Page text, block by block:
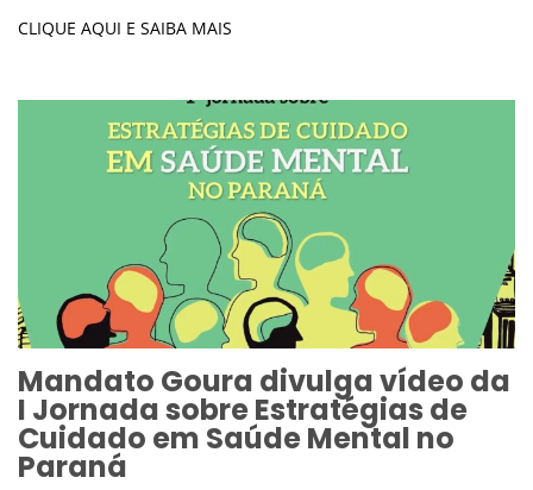
CLIQUE AQUI E SAIBA MAIS
Mandato Goura divulga vídeo da
I Jornada sobre Estratégias de
Cuidado em Saúde Mental no
Paraná